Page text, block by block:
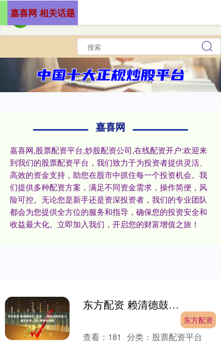
嘉喜网
嘉喜网,股票配资平台,炒股配资公司,在线配资开户:欢迎来
到我们的股票配资平台，我们致力于为投资者提供灵活、
高效的资金支持，助您在股市中抓住每一个投资机会。我
们提供多种配资方案，满足不同资金需求，操作简便，风
险可控。无论您是新手还是资深投资者，我们的专业团队
都会为您提供全方位的服务和指导，确保您的投资安全和
收益最大化。立即加入我们，开启您的财富增值之旅！
嘉喜网 相关话题
东方配资 赖清德鼓吹“反统”，国台办新发言人首次发声，以一事宣布结局
东方配资
查看： 181 分类： 股票配资平台